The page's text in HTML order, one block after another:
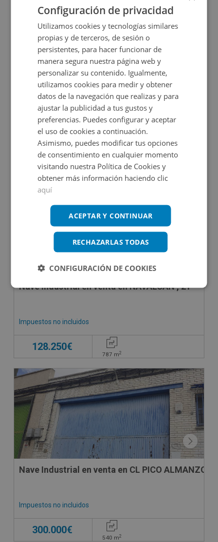
Nave Industrial en venta en CL PAREDON, -
Impuestos no incluidos
111.000€
206 m2
CESIÓN DE REMATE
Nave Industrial en venta en NAVALCAN , 21
Impuestos no incluidos
128.250€
787 m2
CONDICIONES ESPECIALES
Nave Industrial en venta en CL PICO ALMANZOR,
Impuestos no incluidos
300.000€
540 m2
Configuración de privacidad
Utilizamos cookies y tecnologías similares
propias y de terceros, de sesión o
persistentes, para hacer funcionar de
manera segura nuestra página web y
personalizar su contenido. Igualmente,
utilizamos cookies para medir y obtener
datos de la navegación que realizas y para
ajustar la publicidad a tus gustos y
preferencias. Puedes configurar y aceptar
el uso de cookies a continuación.
Asimismo, puedes modificar tus opciones
de consentimiento en cualquier momento
visitando nuestra Política de Cookies y
obtener más información haciendo clic
aquí
ACEPTAR Y CONTINUAR
RECHAZARLAS TODAS
CONFIGURACIÓN DE COOKIES